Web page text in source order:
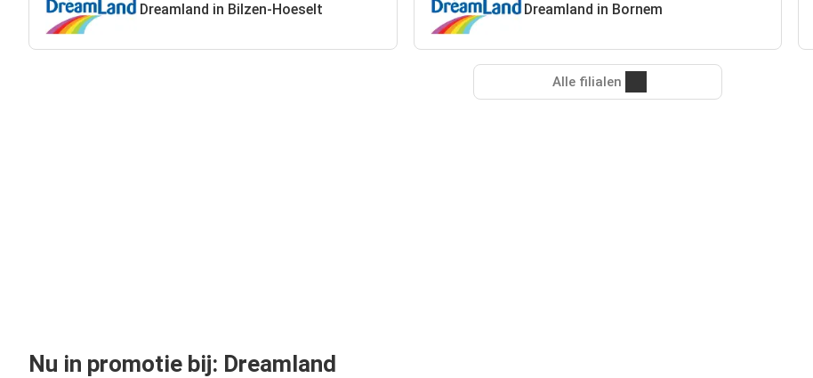
Dreamland in Bilzen-Hoeselt Dreamland in Bornem
Alle filialen
Nu in promotie bij: Dreamland